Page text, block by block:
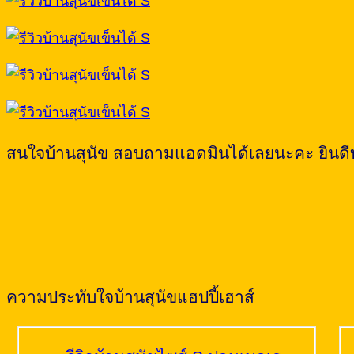
สนใจบ้านสุนัข สอบถามแอดมินได้เลยนะคะ ยินดี
ความประทับใจบ้านสุนัขแฮปปี้เฮาส์